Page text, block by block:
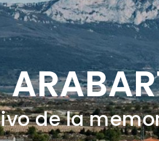
de la